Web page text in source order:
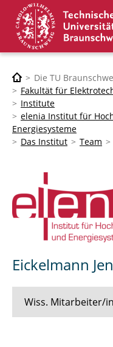
Die TU
Fakultät für
Institute
elenia Institut für
Energiesysteme
Das Institut
Team
Eickelmann
Wiss. Mitarbeiter/in